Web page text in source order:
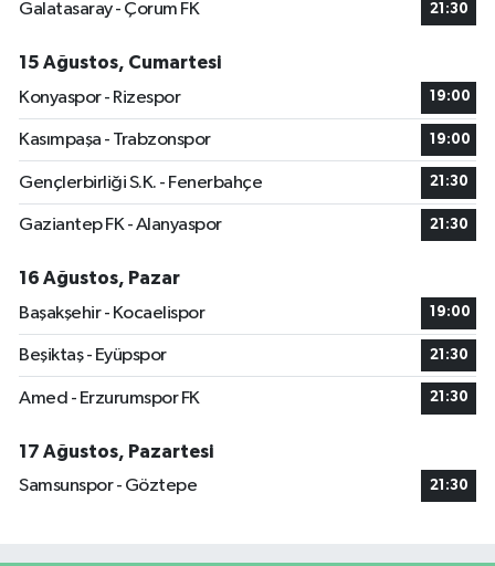
Galatasaray - Çorum FK 21:30
15 Ağustos, Cumartesi
Konyaspor - Rizespor
19:00
Kasımpaşa - Trabzonspor 19:00
Gençlerbirliği S.K. - Fenerbahçe 21:30
Gaziantep FK - Alanyaspor 21:30
16 Ağustos, Pazar
Başakşehir - Kocaelispor
19:00
Beşiktaş - Eyüpspor 21:30
Amed - Erzurumspor FK 21:30
17 Ağustos, Pazartesi
Samsunspor - Göztepe
21:30